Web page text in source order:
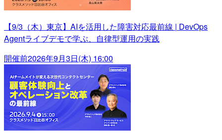
【9/3（木）東京】AIを活用した障害対応最前線 | DevOps
Agentライブデモで学ぶ、自律型運用の実践
開催前2026年9月3日(木) 16:00